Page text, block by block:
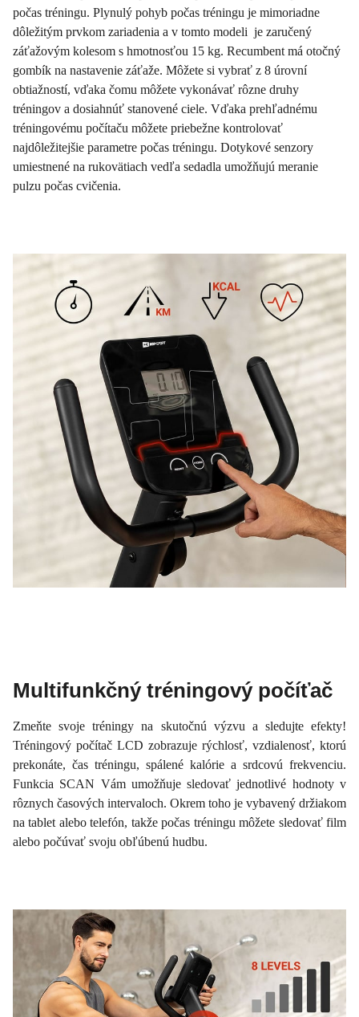
počas tréningu. Plynulý pohyb počas tréningu je mimoriadne
dôležitým prvkom zariadenia a v tomto modeli je zaručený
záťažovým kolesom s hmotnosťou 15 kg. Recumbent má otočný
gombík na nastavenie záťaže. Môžete si vybrať z 8 úrovní
obtiažností, vďaka čomu môžete vykonávať rôzne druhy
tréningov a dosiahnúť stanovené ciele. Vďaka prehľadnému
tréningovému počítaču môžete priebežne kontrolovať
najdôležitejšie parametre počas tréningu. Dotykové senzory
umiestnené na rukovätiach vedľa sedadla umožňujú meranie
pulzu počas cvičenia.
Multifunkčný tréningový počíťač
Zmeňte svoje tréningy na skutočnú výzvu a sledujte efekty!
Tréningový počítač LCD zobrazuje rýchlosť, vzdialenosť, ktorú
prekonáte, čas tréningu, spálené kalórie a srdcovú frekvenciu.
Funkcia SCAN Vám umožňuje sledovať jednotlivé hodnoty v
rôznych časových intervaloch. Okrem toho je vybavený držiakom
na tablet alebo telefón, takže počas tréningu môžete sledovať film
alebo počúvať svoju obľúbenú hudbu.